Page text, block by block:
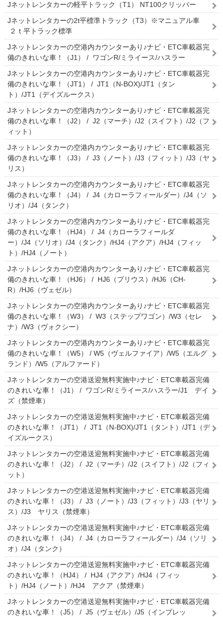
Jネットレンタカーの軽平トラック（T1） NT100クリッパー
Jネットレンタカーの2t平標準トラック（T3）※マニュアル車
２ｔ平トラック標準
Jネットレンタカーの空港内カウンターあり♪ナビ・ETC車載器完
備のきれいな車！（J1） / ワゴンR/ミライース/ハスラー
Jネットレンタカーの空港内カウンターあり♪ナビ・ETC車載器完
備のきれいな車！（JT1） / JT1（N-BOX)/JT1（タン
ト）/JT1（デイズルークス）
Jネットレンタカーの空港内カウンターあり♪ナビ・ETC車載器完
備のきれいな車！（J2） / J2（マーチ）/J2（スイフト）/J2（フ
ィット）
Jネットレンタカーの空港内カウンターあり♪ナビ・ETC車載器完
備のきれいな車！（J3） / J3（ノート）/J3（フィット）/J3（ヤ
リス）
Jネットレンタカーの空港内カウンターあり♪ナビ・ETC車載器完
備のきれいな車！（J4） / J4（カローラフィールダー）/J4（ソ
リオ）/J4（タンク）
Jネットレンタカーの空港内カウンターあり♪ナビ・ETC車載器完
備のきれいな車！（HJ4） / J4（カローラフィールダ
ー）/J4（ソリオ）/J4（タンク）/HJ4（アクア）/HJ4（フィッ
ト）/HJ4（ノート）
Jネットレンタカーの空港内カウンターあり♪ナビ・ETC車載器完
備のきれいな車！（HJ6） / HJ6（プリウス）/HJ6（CH-
R）/HJ6（ヴェゼル）
Jネットレンタカーの空港内カウンターあり♪ナビ・ETC車載器完
備のきれいな車！（W3） / W3（ステップワゴン）/W3（セレ
ナ）/W3（ヴォクシー）
Jネットレンタカーの空港内カウンターあり♪ナビ・ETC車載器完
備のきれいな車！（W5） / W5（ヴェルファイア）/W5（エルグ
ランド）/W5（アルファード）
Jネットレンタカーの空港送迎無料実施中♪ナビ・ETC車載器完備
のきれいな車！（J1） / ワゴンR/ミライース/ハスラー/J1 デイ
ズ（禁煙車）
Jネットレンタカーの空港送迎無料実施中♪ナビ・ETC車載器完備
のきれいな車！（JT1） / JT1（N-BOX)/JT1（タント）/JT1（デ
イズルークス）
Jネットレンタカーの空港送迎無料実施中♪ナビ・ETC車載器完備
のきれいな車！（J2） / J2（マーチ）/J2（スイフト）/J2（フィ
ット）
Jネットレンタカーの空港送迎無料実施中♪ナビ・ETC車載器完備
のきれいな車！（J3） / J3（ノート）/J3（フィット）/J3（ヤリ
ス）/J3 ヤリス（禁煙車）
Jネットレンタカーの空港送迎無料実施中♪ナビ・ETC車載器完備
のきれいな車！（J4） / J4（カローラフィールダー）/J4（ソリ
オ）/J4（タンク）
Jネットレンタカーの空港送迎無料実施中♪ナビ・ETC車載器完備
のきれいな車！（HJ4） / HJ4（アクア）/HJ4（フィッ
ト）/HJ4（ノート）/HJ4 アクア（禁煙車）
Jネットレンタカーの空港送迎無料実施中♪ナビ・ETC車載器完備
のきれいな車！（J5） / J5（ヴェゼル）/J5（インプレッ